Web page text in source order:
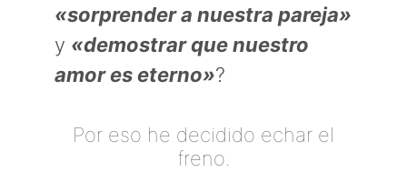
«sorprender a nuestra pareja»
y «demostrar que nuestro
amor es eterno»?
Por eso he decidido echar el
freno.